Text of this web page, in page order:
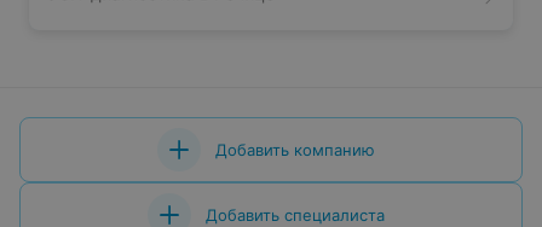
Добавить компанию
Добавить специалиста